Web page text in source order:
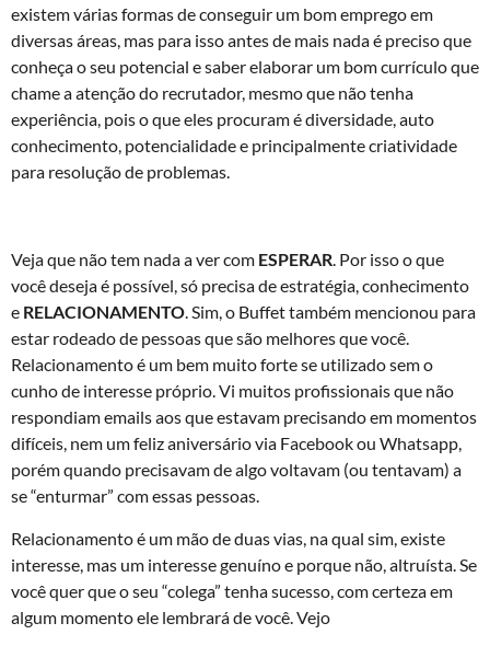
existem várias formas de conseguir um bom emprego em
diversas áreas, mas para isso antes de mais nada é preciso que
conheça o seu potencial e saber elaborar um bom currículo que
chame a atenção do recrutador, mesmo que não tenha
experiência, pois o que eles procuram é diversidade, auto
conhecimento, potencialidade e principalmente criatividade
para resolução de problemas.
Veja que não tem nada a ver com ESPERAR. Por isso o que
você deseja é possível, só precisa de estratégia, conhecimento
e RELACIONAMENTO. Sim, o Buffet também mencionou para
estar rodeado de pessoas que são melhores que você.
Relacionamento é um bem muito forte se utilizado sem o
cunho de interesse próprio. Vi muitos profissionais que não
respondiam emails aos que estavam precisando em momentos
difíceis, nem um feliz aniversário via Facebook ou Whatsapp,
porém quando precisavam de algo voltavam (ou tentavam) a
se “enturmar” com essas pessoas.
Relacionamento é um mão de duas vias, na qual sim, existe
interesse, mas um interesse genuíno e porque não, altruísta. Se
você quer que o seu “colega” tenha sucesso, com certeza em
algum momento ele lembrará de você. Vejo